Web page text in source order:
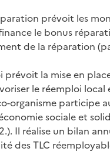
prévoit les
le bonus
de la réparation
la mise en
le réemploi local
organisme
sociale et
Il réalise un bilan
des TLC